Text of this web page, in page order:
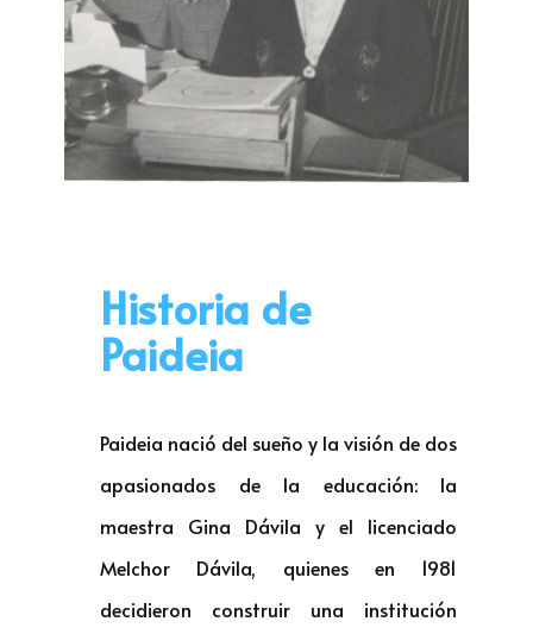
Historia de
Paideia
Paideia nació del sueño y la visión de dos
apasionados de la educación: la
maestra Gina Dávila y el licenciado
Melchor Dávila, quienes en 1981
decidieron construir una institución